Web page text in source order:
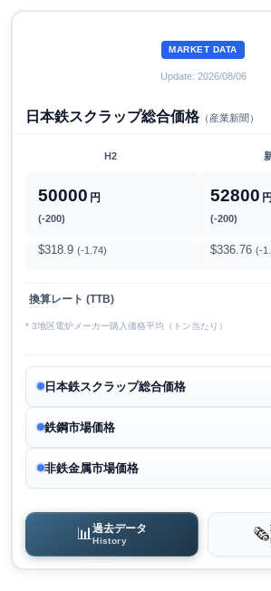
MARKET DATA
Update: 2026/08/06
日本鉄スクラップ総合価格（産業新聞）
H2
50000 円
(-200)
52800 円
(-200)
$318.9 (-1.74) $336.76 (-
換算レート (TTB)
* 3地区電炉メーカー購入価格平均（トン当たり）
日本鉄スクラップ総合価格
鉄鋼市場価格
非鉄金属市場価格
📊過去データ
History 🗞️